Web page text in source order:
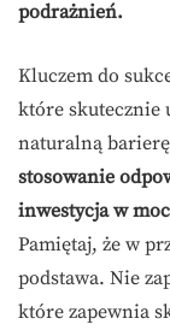
podrażnień.
Kluczem do
które skutecznie
naturalną
stosowanie
inwestycja w
Pamiętaj, że w
podstawa. Nie
które zapewnia